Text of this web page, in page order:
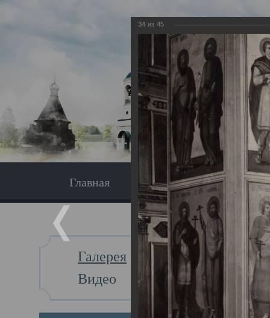
Главная Экскурсия
Галерея
Видео
Главная
34 из 45